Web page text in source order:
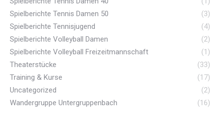
Spielberichte Tennis Damen 50
(3)
Spielberichte Tennisjugend
(4)
Spielberichte Volleyball Damen
(2)
Spielberichte Volleyball Freizeitmannschaft
(1)
Theaterstücke
(33)
Training & Kurse
(17)
Uncategorized
(2)
Wandergruppe Untergruppenbach
(16)